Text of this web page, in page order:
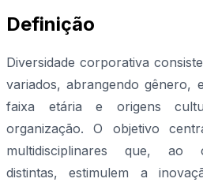
Definição
Diversidade corporativa
variados, abrangendo gênero,
faixa etária e origens
organização. O objetivo
multidisciplinares que, ao
distintas, estimulem a